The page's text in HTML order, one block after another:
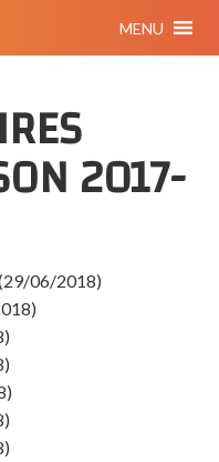
MENU
2017-
06/2018)